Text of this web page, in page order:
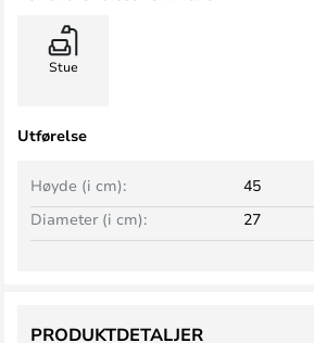
Stue
Utførelse
Høyde (i cm):
45
Diameter (i cm):
27
PRODUKTDETALJER